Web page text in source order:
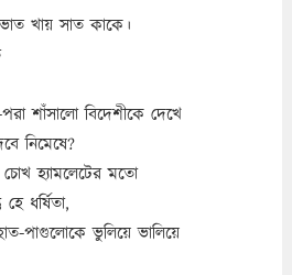
খায় সাত কাকে।
শাঁসালো বিদেশীকে দেখে
নিমেষে?
হ্যামলেটের মতো
ধর্ষিতা,
পাগুলোকে ভুলিয়ে ভালিয়ে